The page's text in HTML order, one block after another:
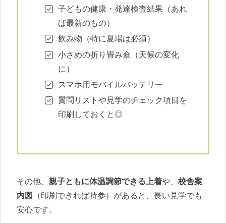
子どもの健康・発達検査結果（あれ
ば最新のもの）
飲み物（特に夏場は必須）
小さめの折り畳み傘（天候の変化
に）
スマホ用モバイルバッテリー
質問リストや見学のチェック項目を
印刷しておくと◎
その他、 親子ともに体温調節できる上着や、 校舎案
内図
（印刷できれば持参）があると、長い見学でも
安心です。